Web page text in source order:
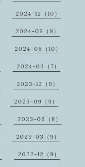
2024-12（10）
2024-09（9）
2024-06（10）
2024-03（7）
2023-12（9）
2023-09（9）
2023-06（8）
2023-03（9）
2022-12（9）